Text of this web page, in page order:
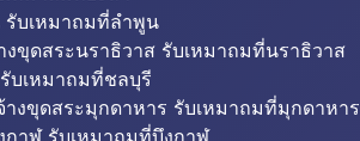
รับเหมาถมที่ลำพูน
ขุดสระนราธิวาส รับเหมาถมที่นราธิวาส
บเหมาถมที่ชลบุรี
งขุดสระมุกดาหาร รับเหมาถมที่มุกดาหาร
กาฬ รับเหมาถมที่บึงกาฬ